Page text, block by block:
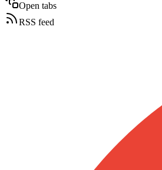
Open tabs
RSS feed